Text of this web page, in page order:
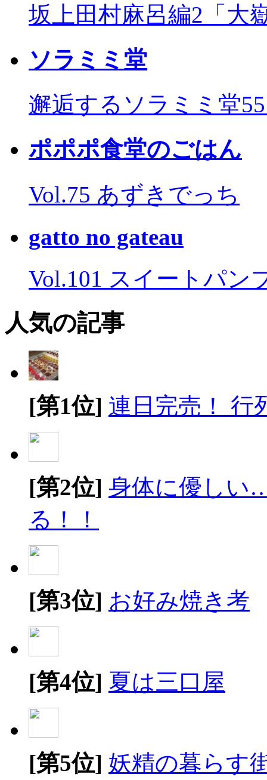
坂上田村麻呂編2「大
ソラミミ堂
邂逅するソラミミ堂
ポポポ食堂のごはん
Vol.75 あずきでっち
gatto no gateau
Vol.101 スイートパン
人気の記事
[第1位] 連日完売！ 行
[第2位] 身体に優しい
る！！
[第3位] お好み焼き考
[第4位] 夏は三口屋
[第5位] 妖精の暮らす